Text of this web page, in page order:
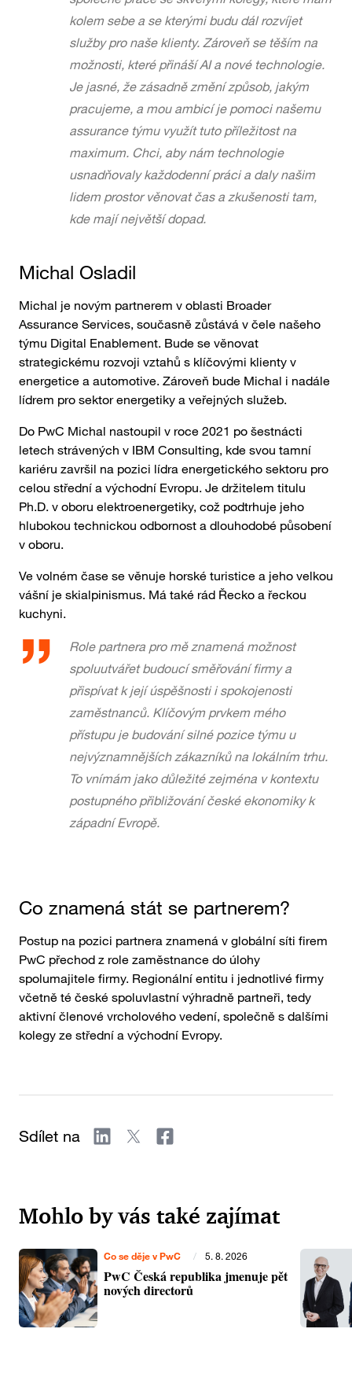
kolem sebe a se kterými budu dál rozvíjet
služby pro naše klienty. Zároveň se těším na
možnosti, které přináší AI a nové technologie.
Je jasné, že zásadně změní způsob, jakým
pracujeme, a mou ambicí je pomoci našemu
assurance týmu využít tuto příležitost na
maximum. Chci, aby nám technologie
usnadňovaly každodenní práci a daly našim
lidem prostor věnovat čas a zkušenosti tam,
kde mají největší dopad.
Michal Osladil
Michal je novým partnerem v oblasti Broader
Assurance Services, současně zůstává v čele našeho
týmu Digital Enablement. Bude se věnovat
strategickému rozvoji vztahů s klíčovými klienty v
energetice a automotive. Zároveň bude Michal i nadále
lídrem pro sektor energetiky a veřejných služeb.
Do PwC Michal nastoupil v roce 2021 po šestnácti
letech strávených v IBM Consulting, kde svou tamní
kariéru završil na pozici lídra energetického sektoru pro
celou střední a východní Evropu. Je držitelem titulu
Ph.D. v oboru elektroenergetiky, což podtrhuje jeho
hlubokou technickou odbornost a dlouhodobé působení
v oboru.
Ve volném čase se věnuje horské turistice a jeho velkou
vášní je skialpinismus. Má také rád Řecko a řeckou
kuchyni.
Role partnera pro mě znamená možnost
spoluutvářet budoucí směřování firmy a
přispívat k její úspěšnosti i spokojenosti
zaměstnanců. Klíčovým prvkem mého
přístupu je budování silné pozice týmu u
nejvýznamnějších zákazníků na lokálním trhu.
To vnímám jako důležité zejména v kontextu
postupného přibližování české ekonomiky k
západní Evropě.
Co znamená stát se partnerem?
Postup na pozici partnera znamená v globální síti firem
PwC přechod z role zaměstnance do úlohy
spolumajitele firmy. Regionální entitu i jednotlivé firmy
včetně té české spoluvlastní výhradně partneři, tedy
aktivní členové vrcholového vedení, společně s dalšími
kolegy ze střední a východní Evropy.
Sdílet na
Mohlo by vás také zajímat
Co se děje v PwC / 5. 8. 2026
PwC Česká republika jmenuje pět
nových directorů